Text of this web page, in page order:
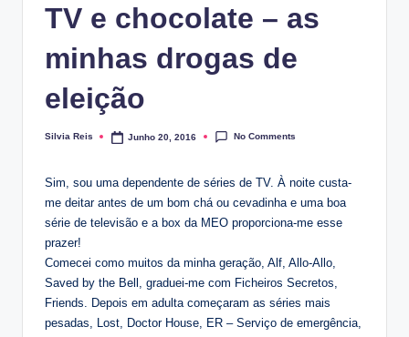
TV e chocolate – as
minhas drogas de
eleição
Posted
Silvia Reis Junho 20, 2016 No Comments
Sim, sou uma dependente de séries de TV. À noite custa-
me deitar antes de um bom chá ou cevadinha e uma boa
série de televisão e a box da MEO proporciona-me esse
prazer!
Comecei como muitos da minha geração, Alf, Allo-Allo,
Saved by the Bell, graduei-me com Ficheiros Secretos,
Friends. Depois em adulta começaram as séries mais
pesadas, Lost, Doctor House, ER – Serviço de emergência,